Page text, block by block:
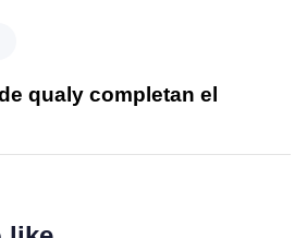
qualy completan el